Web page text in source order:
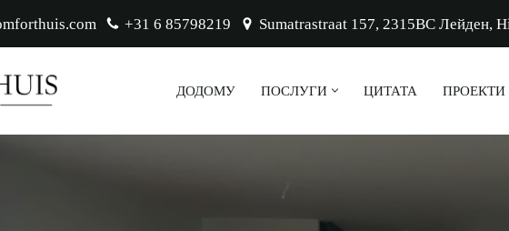
+31 6 85798219 Sumatrastraat 157, 2315BC Лейден,
ДОДОМУ ПОСЛУГИ ЦИТАТА ПРОЕКТИ